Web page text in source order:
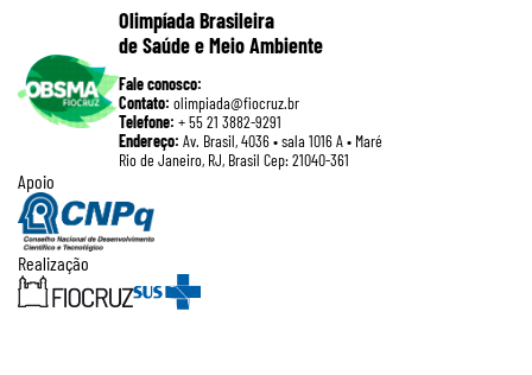
Olimpíada Brasileira
de Saúde e Meio Ambiente
Fale conosco:
Contato: olimpiada@fiocruz.br
Telefone: + 55 21 3882-9291
Endereço: Av. Brasil, 4036 • sala 1016 A • Maré
Rio de Janeiro, RJ, Brasil Cep: 21040-361
Apoio
Realização